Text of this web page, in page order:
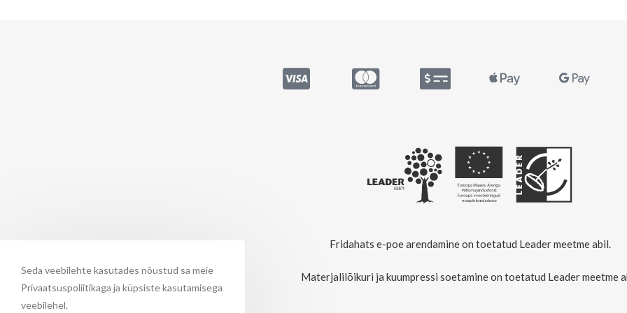
Fridahats e-poe arendamine on toetatud Leader meetme abil.
Materjalilõikuri ja kuumpressi soetamine on toetatud Leader meetme
Seda veebilehte kasutades nõustud sa meie
Privaatsuspoliitikaga ja küpsiste kasutamisega
veebilehel.